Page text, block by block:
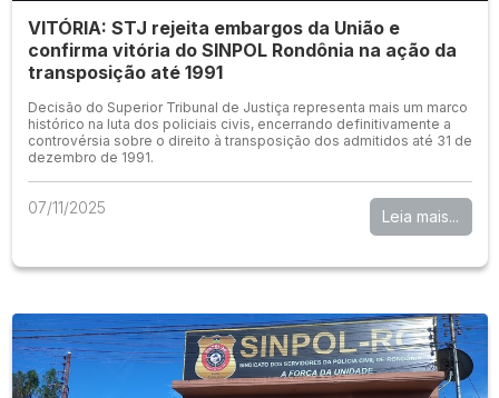
VITÓRIA: STJ rejeita embargos da União e
confirma vitória do SINPOL Rondônia na ação da
transposição até 1991
Decisão do Superior Tribunal de Justiça representa mais um marco
histórico na luta dos policiais civis, encerrando definitivamente a
controvérsia sobre o direito à transposição dos admitidos até 31 de
dezembro de 1991.
07/11/2025 Leia mais...